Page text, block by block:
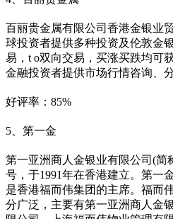
百丽贵金属有限公司香港金银业
球投资者提供多种投资及伦敦金
易，t o双向交易，买涨买跌均可
金融投资者提供市场行情咨询、
好评率：85%
5、第一金
第一亚洲商人金银业有限公司(简
号，于1991年在香港建立。第一
是香港福而伟集团的主席。福而
分广泛，主要有第一亚洲商人金